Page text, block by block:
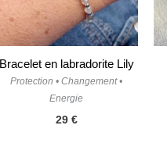
Bracelet en labradorite Lily
Protection • Changement •
Energie
29 €